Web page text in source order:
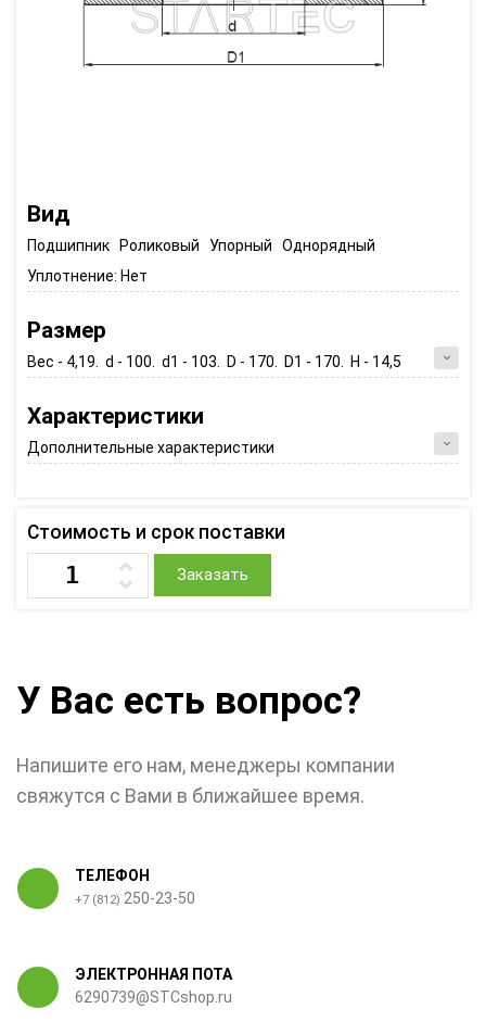
Вид
Подшипник Роликовый Упорный Однорядный
Уплотнение: Нет
Размер
Вес - 4,19. d - 100. d1 - 103. D - 170. D1 - 170. H - 14,5
Характеристики
Дополнительные характеристики
Стоимость и срок поставки
Заказать
У Вас есть вопрос?
Напишите его нам, менеджеры компании
свяжутся с Вами в ближайшее время.
ТЕЛЕФОН
+7 (812) 250-23-50
ЭЛЕКТРОННАЯ ПОТА
6290739@STCshop.ru